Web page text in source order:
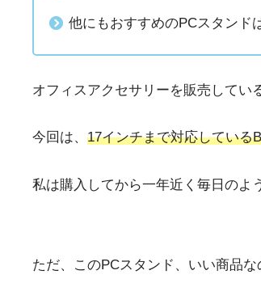
他にもおすすめのPCスタンド
オフィスアクセサリーを販売してい
今回は、 17インチまで対応している
私は購入してから一年近く毎日のよ
ただ、このPCスタンド、いい商品